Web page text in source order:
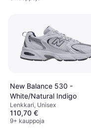
New Balance 530 -
White/Natural Indigo
Lenkkari, Unisex
110,70 €
9+ kauppoja